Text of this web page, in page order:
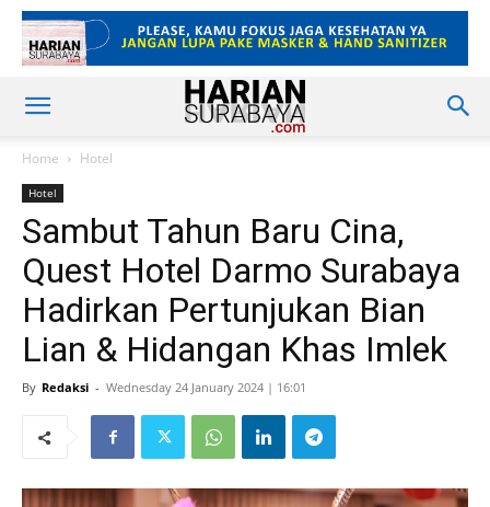
Home Hotel
Hotel
Sambut Tahun Baru Cina,
Quest Hotel Darmo Surabaya
Hadirkan Pertunjukan Bian
Lian & Hidangan Khas Imlek
By Redaksi - Wednesday 24 January 2024 | 16:01